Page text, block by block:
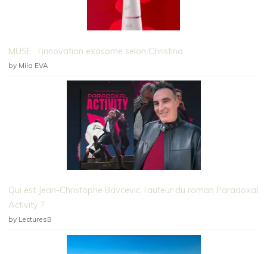
MUSE : l’innovation exosome selon Christina
by Mila EVA
Qui est Jean-Christophe Bavcevic, l’auteur du roman Paradoxal
Activity ?
by LecturesB